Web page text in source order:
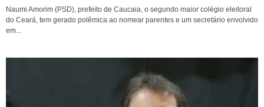
Naumi Amorim (PSD), prefeito de Caucaia, o segundo maior colégio eleitoral
do Ceará, tem gerado polêmica ao nomear parentes e um secretário envolvido
em...